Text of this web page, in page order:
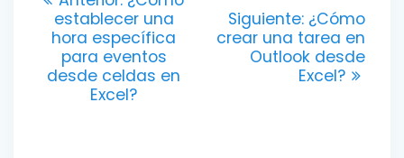
entradas
anterior:
establecer una
hora específica
para eventos
desde celdas en
Excel?
Siguiente: Entrada
siguiente:
¿Cómo
crear una tarea en
Outlook desde
Excel?